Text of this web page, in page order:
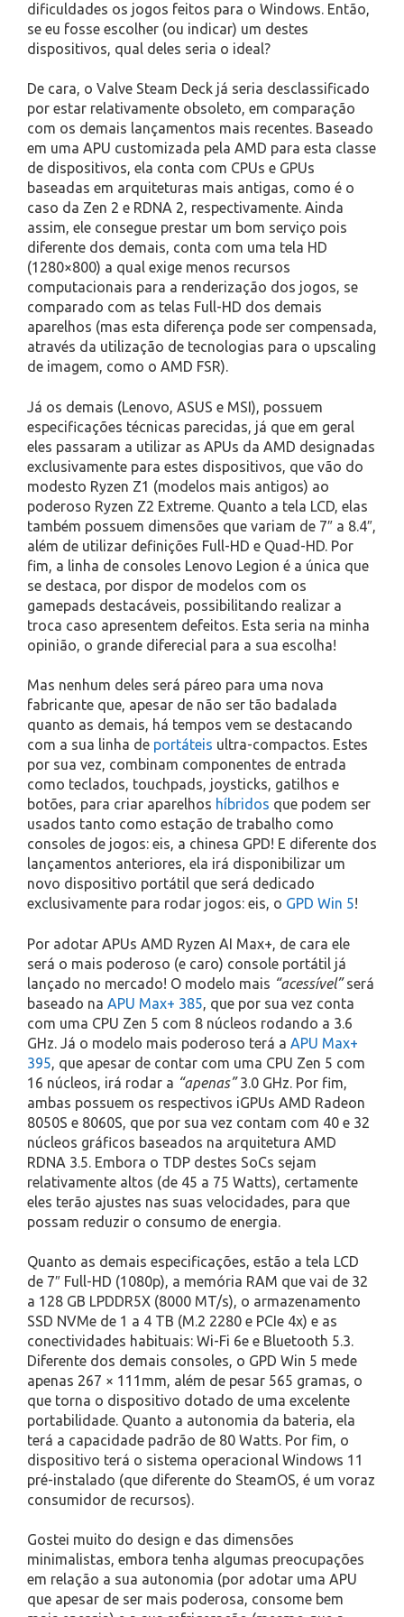
dificuldades os jogos feitos para o Windows. Então,
se eu fosse escolher (ou indicar) um destes
dispositivos, qual deles seria o ideal?
De cara, o Valve Steam Deck já seria desclassificado
por estar relativamente obsoleto, em comparação
com os demais lançamentos mais recentes. Baseado
em uma APU customizada pela AMD para esta classe
de dispositivos, ela conta com CPUs e GPUs
baseadas em arquiteturas mais antigas, como é o
caso da Zen 2 e RDNA 2, respectivamente. Ainda
assim, ele consegue prestar um bom serviço pois
diferente dos demais, conta com uma tela HD
(1280×800) a qual exige menos recursos
computacionais para a renderização dos jogos, se
comparado com as telas Full-HD dos demais
aparelhos (mas esta diferença pode ser compensada,
através da utilização de tecnologias para o upscaling
de imagem, como o AMD FSR).
Já os demais (Lenovo, ASUS e MSI), possuem
especificações técnicas parecidas, já que em geral
eles passaram a utilizar as APUs da AMD designadas
exclusivamente para estes dispositivos, que vão do
modesto Ryzen Z1 (modelos mais antigos) ao
poderoso Ryzen Z2 Extreme. Quanto a tela LCD, elas
também possuem dimensões que variam de 7″ a 8.4″,
além de utilizar definições Full-HD e Quad-HD. Por
fim, a linha de consoles Lenovo Legion é a única que
se destaca, por dispor de modelos com os
gamepads destacáveis, possibilitando realizar a
troca caso apresentem defeitos. Esta seria na minha
opinião, o grande diferecial para a sua escolha!
Mas nenhum deles será páreo para uma nova
fabricante que, apesar de não ser tão badalada
quanto as demais, há tempos vem se destacando
com a sua linha de portáteis ultra-compactos. Estes
por sua vez, combinam componentes de entrada
como teclados, touchpads, joysticks, gatilhos e
botões, para criar aparelhos híbridos que podem ser
usados tanto como estação de trabalho como
consoles de jogos: eis, a chinesa GPD! E diferente dos
lançamentos anteriores, ela irá disponibilizar um
novo dispositivo portátil que será dedicado
exclusivamente para rodar jogos: eis, o GPD Win 5!
Por adotar APUs AMD Ryzen AI Max+, de cara ele
será o mais poderoso (e caro) console portátil já
lançado no mercado! O modelo mais “acessível”será
baseado na APU Max+ 385 , que por sua vez conta
com uma CPU Zen 5 com 8 núcleos rodando a 3.6
GHz. Já o modelo mais poderoso terá a APU Max+
395 , que apesar de contar com uma CPU Zen 5 com
16 núcleos, irá rodar a “apenas”3.0 GHz. Por fim,
ambas possuem os respectivos iGPUs AMD Radeon
8050S e 8060S, que por sua vez contam com 40 e 32
núcleos gráficos baseados na arquitetura AMD
RDNA 3.5. Embora o TDP destes SoCs sejam
relativamente altos (de 45 a 75 Watts), certamente
eles terão ajustes nas suas velocidades, para que
possam reduzir o consumo de energia.
Quanto as demais especificações, estão a tela LCD
de 7″ Full-HD (1080p), a memória RAM que vai de 32
a 128 GB LPDDR5X (8000 MT/s), o armazenamento
SSD NVMe de 1 a 4 TB (M.2 2280 e PCIe 4x) e as
conectividades habituais: Wi-Fi 6e e Bluetooth 5.3.
Diferente dos demais consoles, o GPD Win 5 mede
apenas 267 × 111mm, além de pesar 565 gramas, o
que torna o dispositivo dotado de uma excelente
portabilidade. Quanto a autonomia da bateria, ela
terá a capacidade padrão de 80 Watts. Por fim, o
dispositivo terá o sistema operacional Windows 11
pré-instalado (que diferente do SteamOS, é um voraz
consumidor de recursos).
Gostei muito do design e das dimensões
minimalistas, embora tenha algumas preocupações
em relação a sua autonomia (por adotar uma APU
que apesar de ser mais poderosa, consome bem